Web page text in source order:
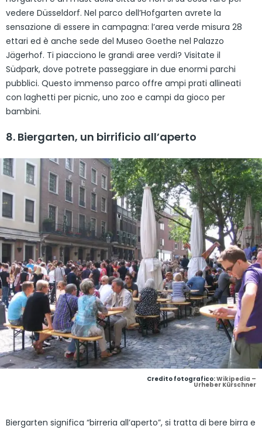
vedere Düsseldorf. Nel parco dell’Hofgarten avrete la
sensazione di essere in campagna: l’area verde misura 28
ettari ed è anche sede del Museo Goethe nel Palazzo
Jägerhof. Ti piacciono le grandi aree verdi? Visitate il
Südpark, dove potrete passeggiare in due enormi parchi
pubblici. Questo immenso parco offre ampi prati allineati
con laghetti per picnic, uno zoo e campi da gioco per
bambini.
8. Biergarten, un birrificio all’aperto
Credito fotografico:Wikipedia –
Urheber Kürschner
Biergarten significa “birreria all’aperto”, si tratta di bere birra e